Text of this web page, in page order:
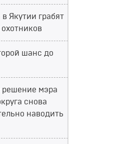
Якутии грабят
шанс до
решение мэра
снова
наводить